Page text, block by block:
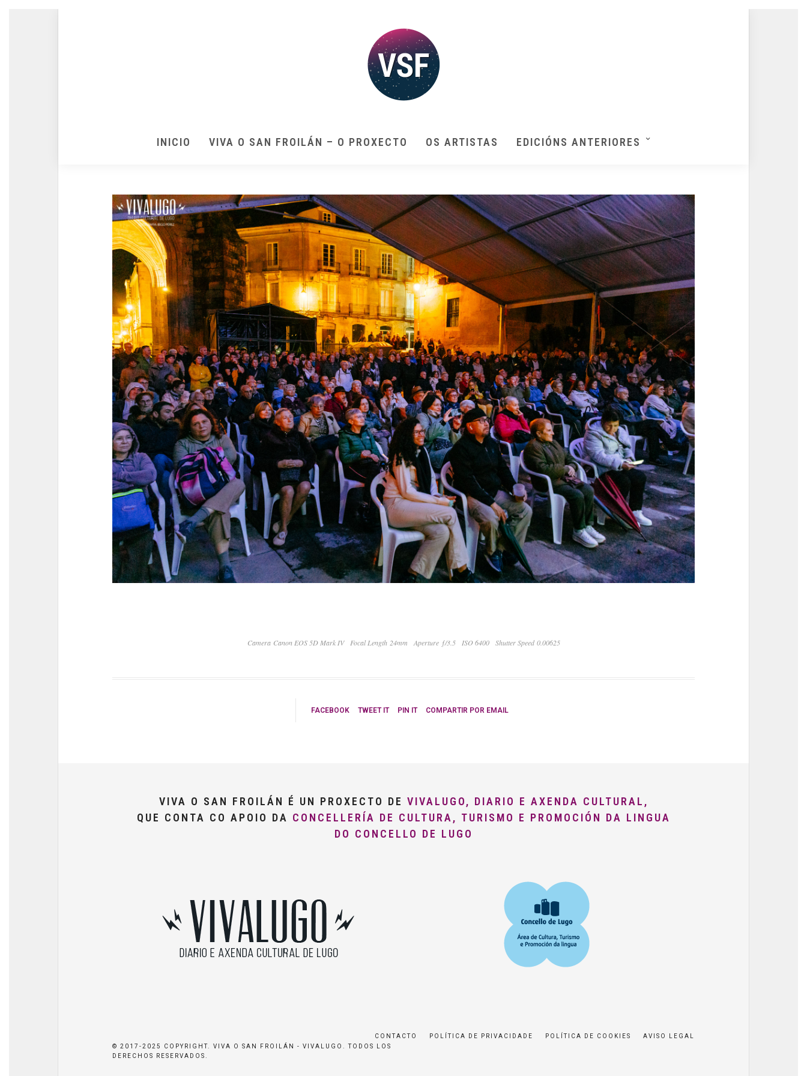
INICIO VIVA O SAN FROILÁN – O PROXECTO OS ARTISTAS EDICIÓNS ANTERIORES
Camera Canon EOS 5D Mark IV Focal Length 24mm Aperture ƒ/3.5 ISO 6400 Shutter Speed 0.00625
FACEBOOK TWEET IT PIN IT COMPARTIR POR EMAIL
VIVA O SAN FROILÁN É UN PROXECTO DE VIVALUGO, DIARIO E AXENDA CULTURAL,
QUE CONTA CO APOIO DA CONCELLERÍA DE CULTURA, TURISMO E PROMOCIÓN DA LINGUA
DO CONCELLO DE LUGO
CONTACTO POLÍTICA DE PRIVACIDADE POLÍTICA DE COOKIES
AVISO LEGAL
© 2017-2025 COPYRIGHT. VIVA O SAN FROILÁN - VIVALUGO. TODOS LOS
DERECHOS RESERVADOS.